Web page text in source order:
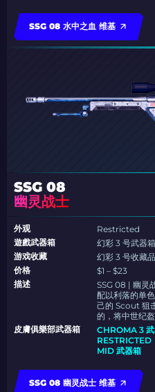
SSG 08 水中之血 维基
SSG 08
幽灵战士
外观
Restricted
遊戲武器箱
幻彩 3 号武器箱
游戏收藏
幻彩 3 号收藏品
价格
$1 – $23
描述
SSG 08 | 幽灵
配以利落的单
己的 Scout 狙
的，将中世纪
皮膚俱樂部武器箱
CHROMA 3
RESTRICTED
MID 武器箱
SSG 08 幽灵战士 维基